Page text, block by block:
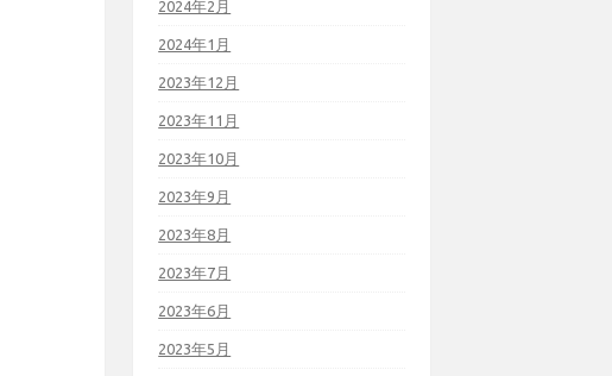
2024年2月
2024年1月
2023年12月
2023年11月
2023年10月
2023年9月
2023年8月
2023年7月
2023年6月
2023年5月